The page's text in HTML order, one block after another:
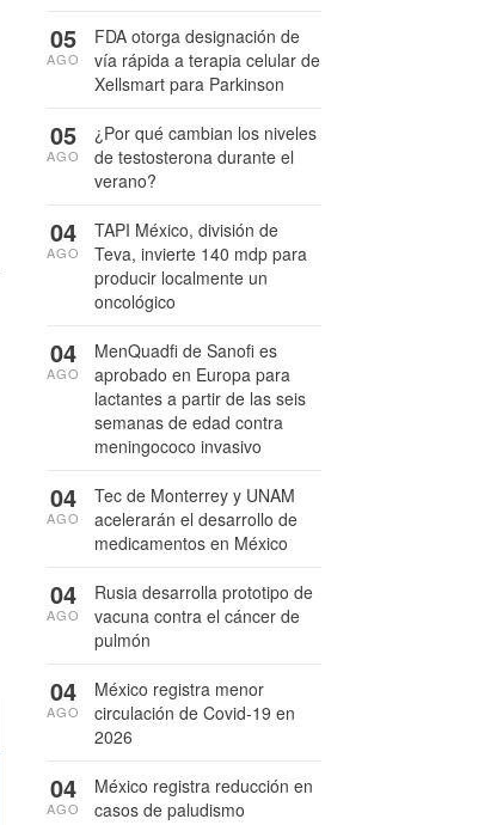
FDA otorga designación de
vía rápida a terapia celular de
Xellsmart para Parkinson
05
AGO
¿Por qué cambian los niveles
de testosterona durante el
verano?
05
AGO
TAPI México, división de
Teva, invierte 140 mdp para
producir localmente un
oncológico
04
AGO
MenQuadfi de Sanofi es
aprobado en Europa para
lactantes a partir de las seis
semanas de edad contra
meningococo invasivo
04
AGO
Tec de Monterrey y UNAM
acelerarán el desarrollo de
medicamentos en México
04
AGO
Rusia desarrolla prototipo de
vacuna contra el cáncer de
pulmón
04
AGO
México registra menor
circulación de Covid-19 en
2026
04
AGO
México registra reducción en
casos de paludismo
04
AGO